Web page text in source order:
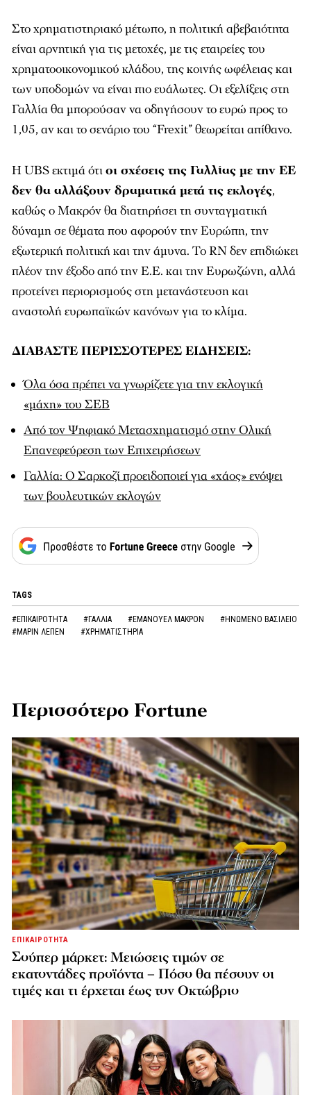
Στο χρηματιστηριακό μέτωπο, η πολιτική αβεβαιότητα
είναι αρνητική για τις μετοχές, με τις εταιρείες του
χρηματοοικονομικού κλάδου, της κοινής ωφέλειας και
των υποδομών να είναι πιο ευάλωτες. Οι εξελίξεις στη
Γαλλία θα μπορούσαν να οδηγήσουν το ευρώ προς το
1,05, αν και το σενάριο του “Frexit” θεωρείται απίθανο.
Η UBS εκτιμά ότιοι σχέσεις της Γαλλίας με την ΕΕ
δεν θα αλλάξουν δραματικά μετά τις εκλογές,
καθώς ο Μακρόν θα διατηρήσει τη συνταγματική
δύναμη σε θέματα που αφορούν την Ευρώπη, την
εξωτερική πολιτική και την άμυνα. Το RN δεν επιδιώκει
πλέον την έξοδο από την Ε.Ε. και την Ευρωζώνη, αλλά
προτείνει περιορισμούς στη μετανάστευση και
αναστολή ευρωπαϊκών κανόνων για το κλίμα.
ΔΙΑΒΑΣΤΕ ΠΕΡΙΣΣΟΤΕΡΕΣ ΕΙΔΗΣΕΙΣ:
Όλα όσα πρέπει να γνωρίζετε για την εκλογική
«μάχη» του ΣΕΒ
Από τον Ψηφιακό Μετασχηματισμό στην Ολική
Επανεφεύρεση των Επιχειρήσεων
Γαλλία: Ο Σαρκοζί προειδοποιεί για «χάος» ενόψει
των βουλευτικών εκλογών
TAGS
#ΕΠΙΚΑΙΡΟΤΗΤΑ #ΓΑΛΛΙΑ #ΕΜΑΝΟΥΕΛ ΜΑΚΡΟΝ
#ΗΝΩΜΕΝΟ ΒΑΣΙΛΕΙΟ
#ΜΑΡΙΝ ΛΕΠΕΝ
#ΧΡΗΜΑΤΙΣΤΗΡΙΑ
Περισσότερο Fortune
ΕΠΙΚΑΙΡΟΤΗΤΑ
Σούπερ μάρκετ: Μειώσεις τιμών σε
εκατοντάδες προϊόντα – Πόσο θα πέσουν οι
τιμές και τι έρχεται έως τον Οκτώβριο